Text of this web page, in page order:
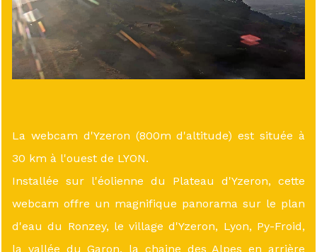
La webcam d'Yzeron (800m d'altitude) est située à
30 km à l'ouest de LYON.
Installée sur l'éolienne du Plateau d'Yzeron, cette
webcam offre un magnifique panorama sur le plan
d'eau du Ronzey, le village d'Yzeron, Lyon, Py-Froid,
la vallée du Garon, la chaine des Alpes en arrière